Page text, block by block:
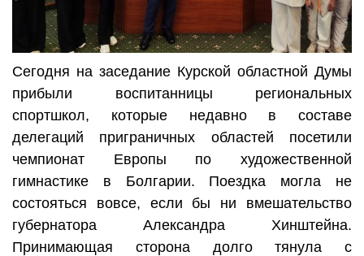
Сегодня на заседание Курской областной Думы
прибыли воспитанницы региональных
спортшкол, которые недавно в составе
делегаций приграничных областей посетили
чемпионат Европы по художественной
гимнастике в Болгарии. Поездка могла не
состояться вовсе, если бы ни вмешательство
губернатора Александра Хинштейна.
Принимающая сторона долго тянула с